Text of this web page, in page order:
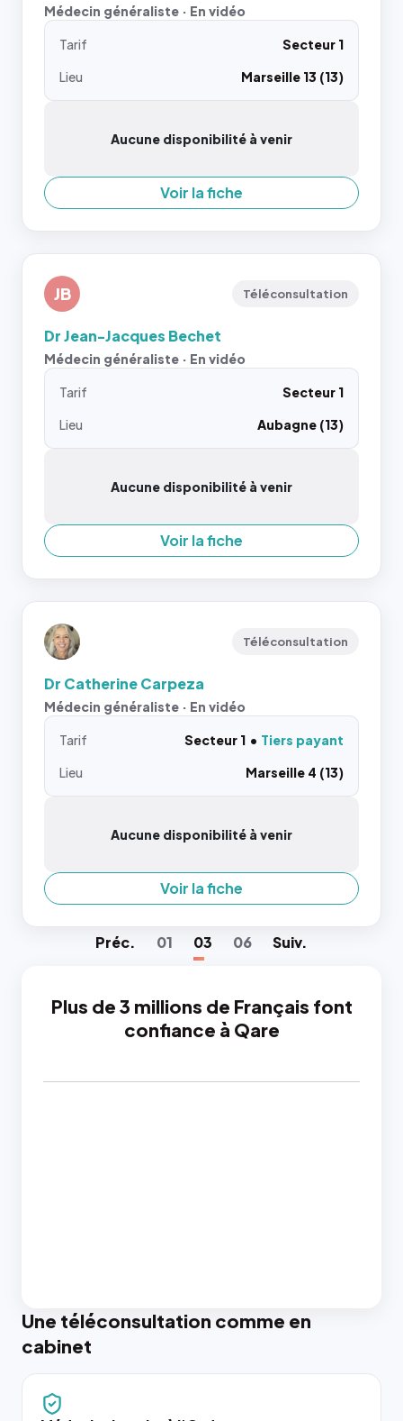
Médecin généraliste · En vidéo
Tarif
Secteur 1
Lieu
Marseille 13 (13)
Aucune disponibilité à venir
Voir la fiche
JB Téléconsultation
Dr Jean-Jacques Bechet
Médecin généraliste · En vidéo
Tarif
Secteur 1
Lieu
Aubagne (13)
Aucune disponibilité à venir
Voir la fiche
Téléconsultation
Dr Catherine Carpeza
Médecin généraliste · En vidéo
Tarif Secteur 1
Tiers payant
Lieu
Marseille 4 (13)
Aucune disponibilité à venir
Voir la fiche
Préc. 01 03 06 Suiv.
Plus de 3 millions de Français font
confiance à Qare
Une téléconsultation comme en
cabinet